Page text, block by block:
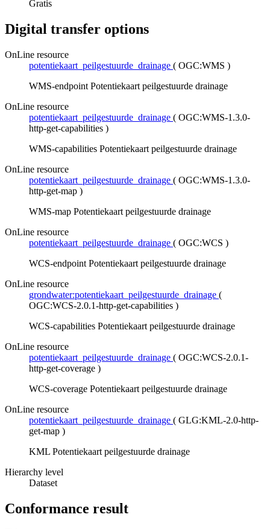
Gratis
Digital transfer options
OnLine resource
potentiekaart_peilgestuurde_drainage ( OGC:WMS )
WMS-endpoint Potentiekaart peilgestuurde drainage
OnLine resource
potentiekaart_peilgestuurde_drainage ( OGC:WMS-1.3.0-
http-get-capabilities )
WMS-capabilities Potentiekaart peilgestuurde drainage
OnLine resource
potentiekaart_peilgestuurde_drainage ( OGC:WMS-1.3.0-
http-get-map )
WMS-map Potentiekaart peilgestuurde drainage
OnLine resource
potentiekaart_peilgestuurde_drainage ( OGC:WCS )
WCS-endpoint Potentiekaart peilgestuurde drainage
OnLine resource
grondwater:potentiekaart_peilgestuurde_drainage (
OGC:WCS-2.0.1-http-get-capabilities )
WCS-capabilities Potentiekaart peilgestuurde drainage
OnLine resource
potentiekaart_peilgestuurde_drainage ( OGC:WCS-2.0.1-
http-get-coverage )
WCS-coverage Potentiekaart peilgestuurde drainage
OnLine resource
potentiekaart_peilgestuurde_drainage ( GLG:KML-2.0-http-
get-map )
KML Potentiekaart peilgestuurde drainage
Hierarchy level
Dataset
Conformance result